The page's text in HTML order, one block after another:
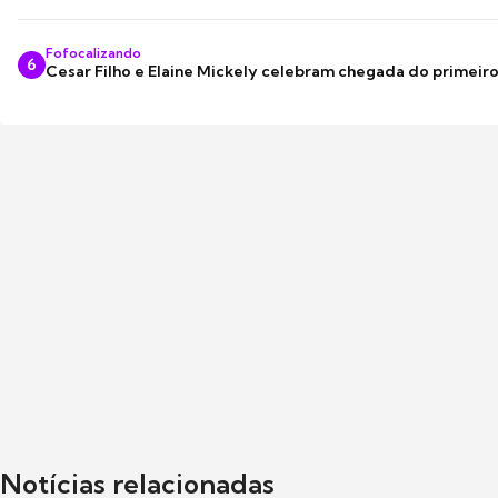
6
Fofocalizando
Cesar Filho e Elaine Mickely celebram chegada do
Notícias relacionadas